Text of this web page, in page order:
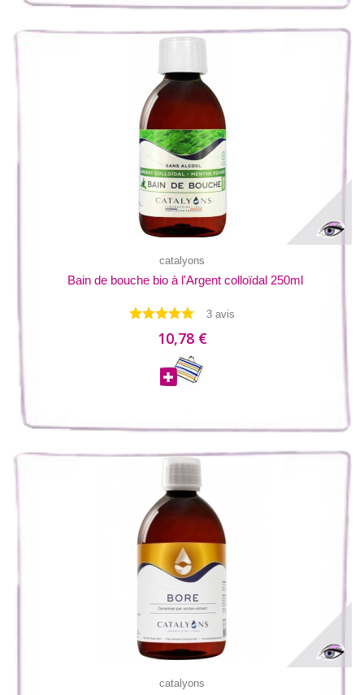
catalyons
Bain de bouche bio à l'Argent colloïdal 250ml
3 avis
10,78 €
catalyons